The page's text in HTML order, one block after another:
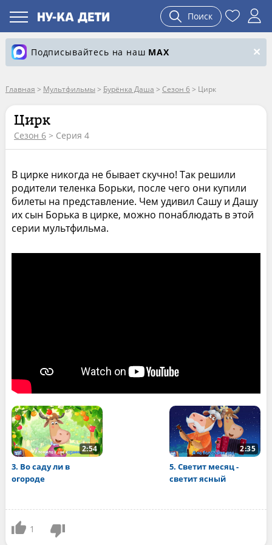
Поиск
Подписывайтесь на наш MAX
Главная > Мультфильмы > Бурёнка Даша > Сезон 6> Цирк
Цирк
Сезон 6> Серия 4
В цирке никогда не бывает скучно! Так решили
родители теленка Борьки, после чего они купили
билеты на представление. Чем удивил Сашу и Дашу
их сын Борька в цирке, можно понаблюдать в этой
серии мультфильма.
2:54
3. Во саду ли в
огороде
2:35
5. Светит месяц -
светит ясный
1